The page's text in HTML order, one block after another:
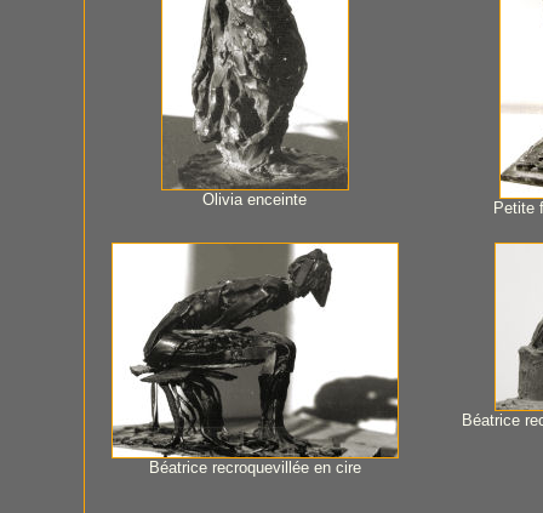
Olivia enceinte Petite
Béatrice recroquevillée en cire
Béatrice